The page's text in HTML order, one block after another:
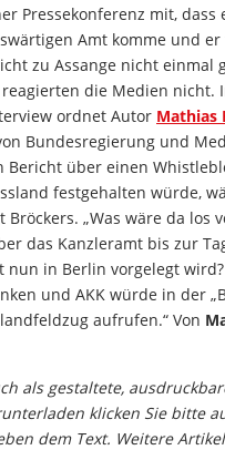
Pressekonferenz mit, dass
Amt komme und
zu Assange nicht einmal
die Medien nicht.
ordnet Autor Mathias
Bundesregierung und
Bericht über einen
festgehalten würde,
Bröckers. „Was wäre da los
das Kanzleramt bis zur
nun in Berlin vorgelegt
und AKK würde in der
aufrufen.“ Von
als gestaltete,
klicken Sie bitte
dem Text. Weitere